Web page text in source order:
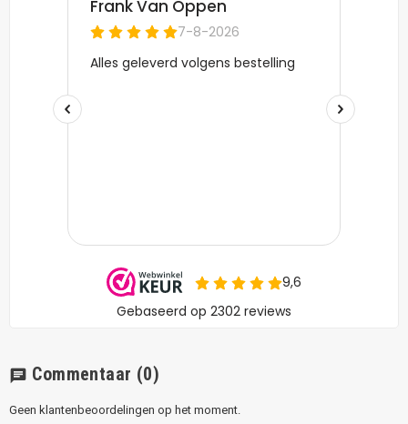
chat Commentaar (0)
Geen klantenbeoordelingen op het moment.